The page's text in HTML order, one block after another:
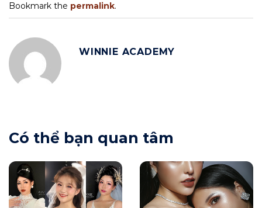
Bookmark the permalink.
WINNIE ACADEMY
Có thể bạn quan tâm